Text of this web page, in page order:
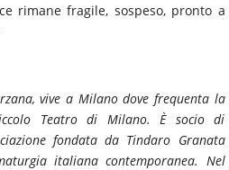
rimane fragile, sospeso, pronto a
vive a Milano dove frequenta la
Teatro di Milano. È socio di
fondata da Tindaro Granata
italiana contemporanea. Nel